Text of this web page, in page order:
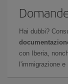
Hai dubbi?
con Iberia,
l'immigrazione e